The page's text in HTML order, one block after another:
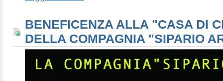
BENEFICENZA ALLA "CASA DI
DELLA COMPAGNIA "SIPARIO